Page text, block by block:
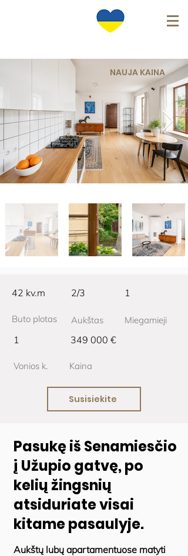
NAUJA KAINA
42 kv.m 2/3 1
Buto plotas
1
Aukštas Miegamieji
349 000 €
Vonios k. Kaina
Susisiekite
Pasukę iš Senamiesčio
į Užupio gatvę, po
kelių žingsnių
atsiduriate visai
kitame pasaulyje.
Aukštų lubų apartamentuose matyti